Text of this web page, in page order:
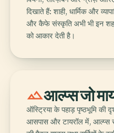
दिखाते हैं: शाही, धार्मिक और
और कैफे संस्कृति अभी भी इन
को आकार देती है।
terrainआल्प्स जो
ऑस्ट्रिया के पहाड़ पृष्ठभूमि की
आसपास और टायरॉल में, आल्प्स